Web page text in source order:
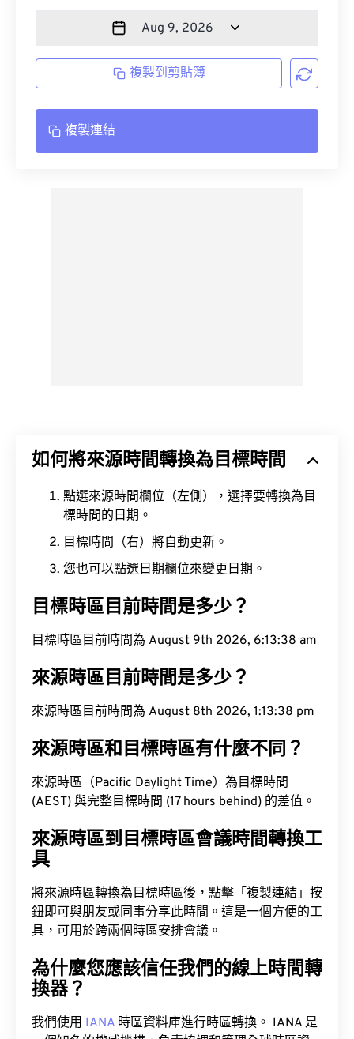
複製到剪貼簿
複製連結
如何將來源時間轉換為目標時間
點選來源時間欄位（左側），選擇要轉換為目
標時間的日期。
目標時間（右）將自動更新。
您也可以點選日期欄位來變更日期。
目標時區目前時間是多少？
目標時區目前時間為 August 9th 2026, 6:13:39 am
來源時區目前時間是多少？
來源時區目前時間為 August 8th 2026, 1:13:39 pm
來源時區和目標時區有什麼不同？
來源時區（Pacific Daylight Time）為目標時間
(AEST) 與完整目標時間 (17 hours behind) 的差值。
來源時區到目標時區會議時間轉換工
具
將來源時區轉換為目標時區後，點擊「複製連結」按
鈕即可與朋友或同事分享此時間。這是一個方便的工
具，可用於跨兩個時區安排會議。
為什麼您應該信任我們的線上時間轉
換器？
我們使用 IANA 時區資料庫進行時區轉換。 IANA 是